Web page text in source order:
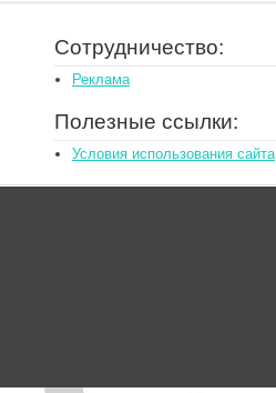
Сотрудничество:
Реклама
Полезные ссылки:
Условия использования сайта